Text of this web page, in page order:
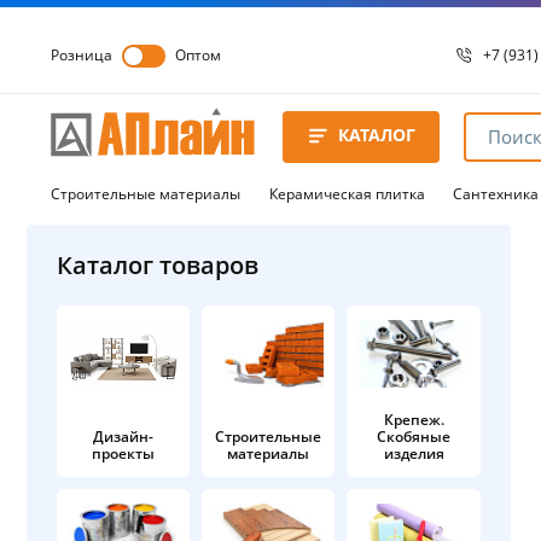
Розница Оптом +7
8 8172
8 8172
КАТАЛОГ
Строительные материалы Керамическая плитка Сантехника
Каталог товаров
Дизайн-
проекты
Строительные
материалы
Крепеж.
Скобяные
изделия